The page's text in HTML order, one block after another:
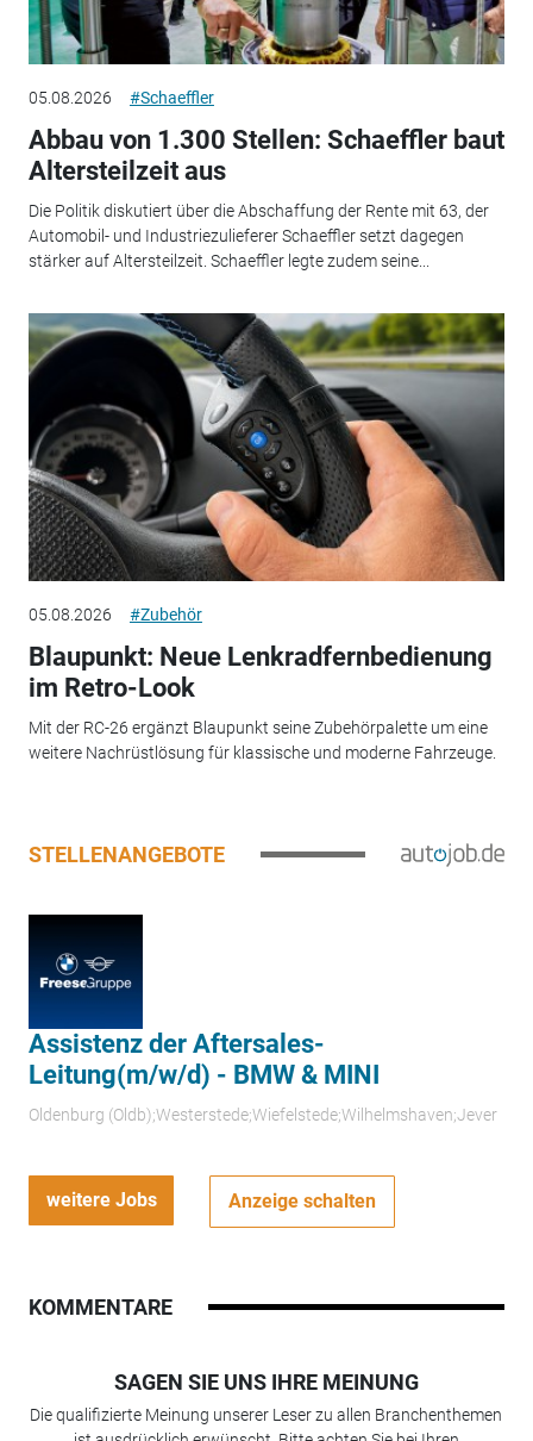
05.08.2026 #Schaeffler
Abbau von 1.300 Stellen: Schaeffler baut
Altersteilzeit aus
Die Politik diskutiert über die Abschaffung der Rente mit 63, der
Automobil- und Industriezulieferer Schaeffler setzt dagegen
stärker auf Altersteilzeit. Schaeffler legte zudem seine...
05.08.2026 #Zubehör
Blaupunkt: Neue Lenkradfernbedienung
im Retro-Look
Mit der RC-26 ergänzt Blaupunkt seine Zubehörpalette um eine
weitere Nachrüstlösung für klassische und moderne Fahrzeuge.
STELLENANGEBOTE
Assistenz der Aftersales-
Leitung(m/w/d) - BMW & MINI
Oldenburg (Oldb);Westerstede;Wiefelstede;Wilhelmshaven;Jever
weitere Jobs Anzeige schalten
KOMMENTARE
SAGEN SIE UNS IHRE MEINUNG
Die qualifizierte Meinung unserer Leser zu allen Branchenthemen